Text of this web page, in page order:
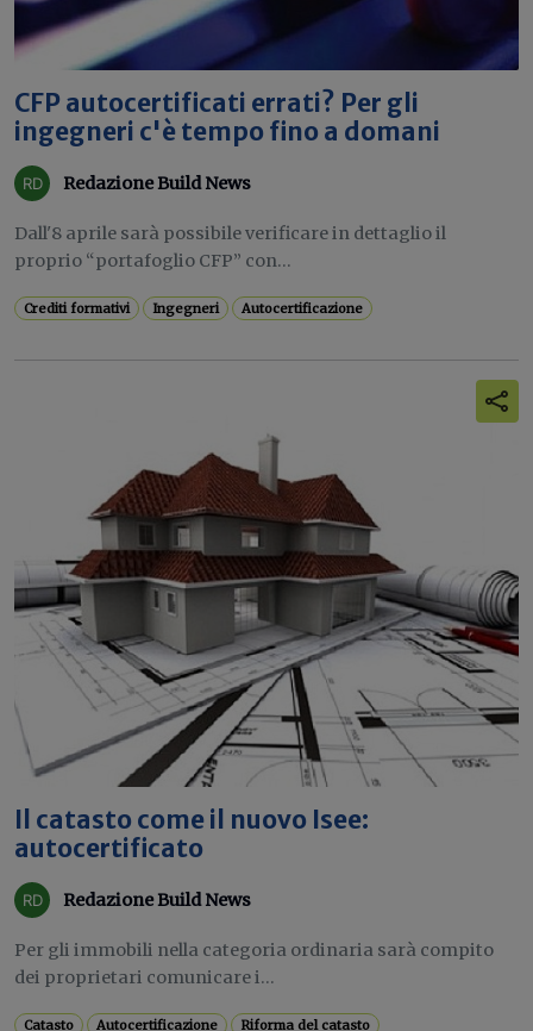
CFP autocertificati errati? Per gli
ingegneri c'è tempo fino a domani
Redazione Build News
Dall'8 aprile sarà possibile verificare in dettaglio il
proprio “portafoglio CFP” con...
Crediti formativi Ingegneri Autocertificazione
Il catasto come il nuovo Isee:
autocertificato
Redazione Build News
Per gli immobili nella categoria ordinaria sarà compito
dei proprietari comunicare i...
Catasto Autocertificazione Riforma del catasto